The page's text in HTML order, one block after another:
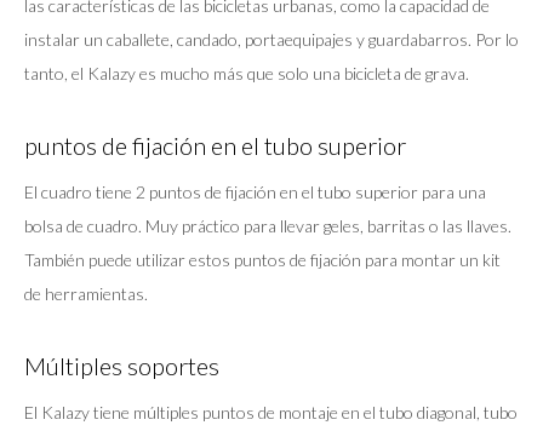
las características de las bicicletas urbanas, como la capacidad de
instalar un caballete, candado, portaequipajes y guardabarros. Por lo
tanto, el Kalazy es mucho más que solo una bicicleta de grava.
puntos de fijación en el tubo superior
El cuadro tiene 2 puntos de fijación en el tubo superior para una
bolsa de cuadro. Muy práctico para llevar geles, barritas o las llaves.
También puede utilizar estos puntos de fijación para montar un kit
de herramientas.
Múltiples soportes
El Kalazy tiene múltiples puntos de montaje en el tubo diagonal, tubo